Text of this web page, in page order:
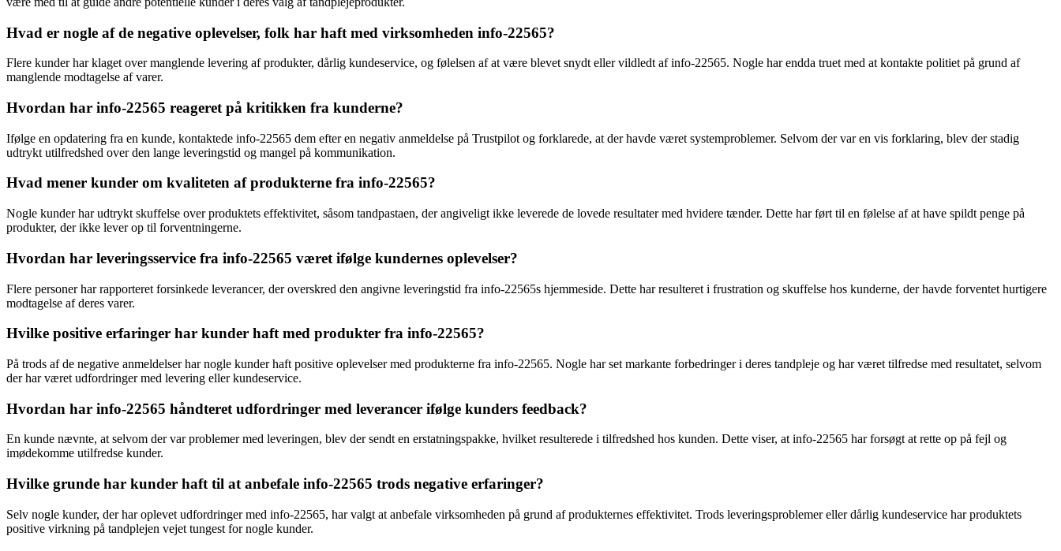
Hvad er nogle af de negative oplevelser, folk har haft med virksomheden info-22565?
Flere kunder har klaget over manglende levering af produkter, dårlig kundeservice, og følelsen af at være blevet snydt eller vildledt af info-22565. Nogle har endda truet med at kontakte politiet på grund af
manglende modtagelse af varer.
Hvordan har info-22565 reageret på kritikken fra kunderne?
Ifølge en opdatering fra en kunde, kontaktede info-22565 dem efter en negativ anmeldelse på Trustpilot og forklarede, at der havde været systemproblemer. Selvom der var en vis forklaring, blev der stadig
udtrykt utilfredshed over den lange leveringstid og mangel på kommunikation.
Hvad mener kunder om kvaliteten af produkterne fra info-22565?
Nogle kunder har udtrykt skuffelse over produktets effektivitet, såsom tandpastaen, der angiveligt ikke leverede de lovede resultater med hvidere tænder. Dette har ført til en følelse af at have spildt penge på
produkter, der ikke lever op til forventningerne.
Hvordan har leveringsservice fra info-22565 været ifølge kundernes oplevelser?
Flere personer har rapporteret forsinkede leverancer, der overskred den angivne leveringstid fra info-22565s hjemmeside. Dette har resulteret i frustration og skuffelse hos kunderne, der havde forventet hurtigere
modtagelse af deres varer.
Hvilke positive erfaringer har kunder haft med produkter fra info-22565?
På trods af de negative anmeldelser har nogle kunder haft positive oplevelser med produkterne fra info-22565. Nogle har set markante forbedringer i deres tandpleje og har været tilfredse med resultatet, selvom
der har været udfordringer med levering eller kundeservice.
Hvordan har info-22565 håndteret udfordringer med leverancer ifølge kunders feedback?
En kunde nævnte, at selvom der var problemer med leveringen, blev der sendt en erstatningspakke, hvilket resulterede i tilfredshed hos kunden. Dette viser, at info-22565 har forsøgt at rette op på fejl og
imødekomme utilfredse kunder.
Hvilke grunde har kunder haft til at anbefale info-22565 trods negative erfaringer?
Selv nogle kunder, der har oplevet udfordringer med info-22565, har valgt at anbefale virksomheden på grund af produkternes effektivitet. Trods leveringsproblemer eller dårlig kundeservice har produktets
positive virkning på tandplejen vejet tungest for nogle kunder.